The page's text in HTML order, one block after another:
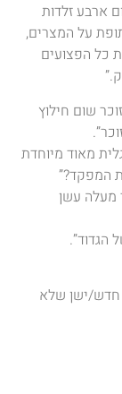
ארבע זלדות
על המצרים,
כל הפצועים
שום חילוץ
מאוד מיוחדת
המפקד?”
מעלה עשן
הגדוד”.
חדש/ישן שלא